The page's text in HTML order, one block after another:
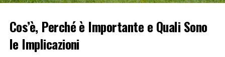
che una palla più allungata e ovale avrebbe potuto
offrire un maggiore controllo e precisione nei passaggi e
nei calci. Questo ha portato all’introduzione del pallone
Cos’è, Perché è Importante e Quali Sono
le Implicazioni